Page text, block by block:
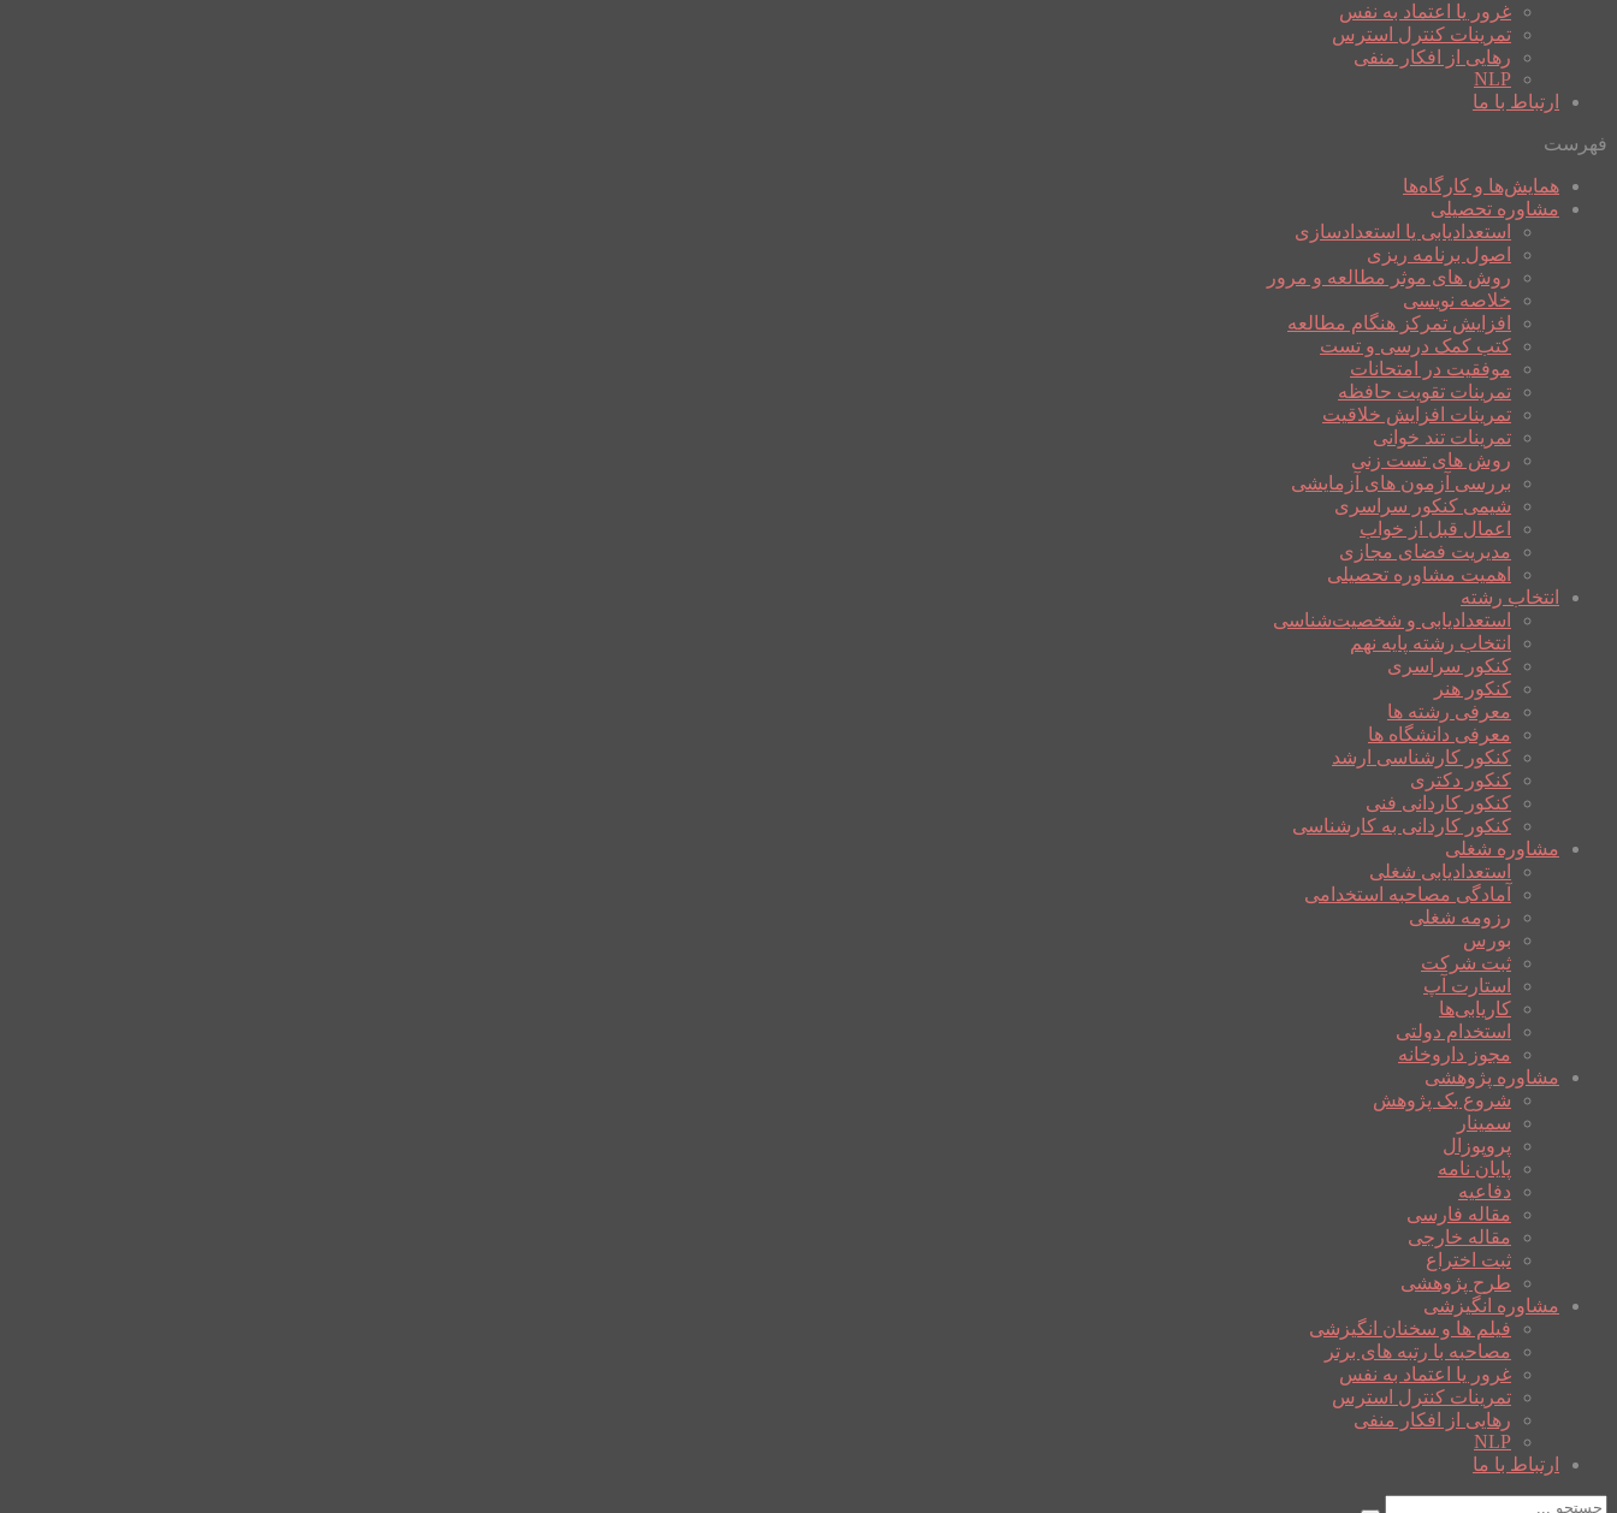
غرور یا اعتماد به نفس
تمرینات کنترل استرس
رهایی از افکار منفی
NLP
ارتباط با ما
فهرست
همایش‌ها و کارگاه‌ها
مشاوره تحصیلی
استعدادیابی یا استعدادسازی
اصول برنامه ریزی
روش های موثر مطالعه و مرور
خلاصه نویسی
افزایش تمرکز هنگام مطالعه
کتب کمک درسی و تست
موفقیت در امتحانات
تمرینات تقویت حافظه
تمرینات افزایش خلاقیت
تمرینات تند خوانی
روش های تست زنی
بررسی آزمون های آزمایشی
شیمی کنکور سراسری
اعمال قبل از خواب
مدیریت فضای مجازی
اهمیت مشاوره تحصیلی
انتخاب رشته
استعدادیابی و شخصیت‌شناسی
انتخاب رشته پایه نهم
کنکور سراسری
کنکور هنر
معرفی رشته ها
معرفی دانشگاه ها
کنکور کارشناسی ارشد
کنکور دکتری
کنکور کاردانی فنی
کنکور کاردانی به کارشناسی
مشاوره شغلی
استعدادیابی شغلی
آمادگی مصاحبه استخدامی
رزومه شغلی
بورس
ثبت شرکت
استارت آپ
کاریابی‌ها
استخدام دولتی
مجوز داروخانه
مشاوره پژوهشی
شروع یک پژوهش
سمینار
پروپوزال
پایان نامه
دفاعیه
مقاله فارسی
مقاله خارجی
ثبت اختراع
طرح پژوهشی
مشاوره انگیزشی
فیلم ها و سخنان انگیزشی
مصاحبه با رتبه های برتر
غرور یا اعتماد به نفس
تمرینات کنترل استرس
رهایی از افکار منفی
NLP
ارتباط با ما